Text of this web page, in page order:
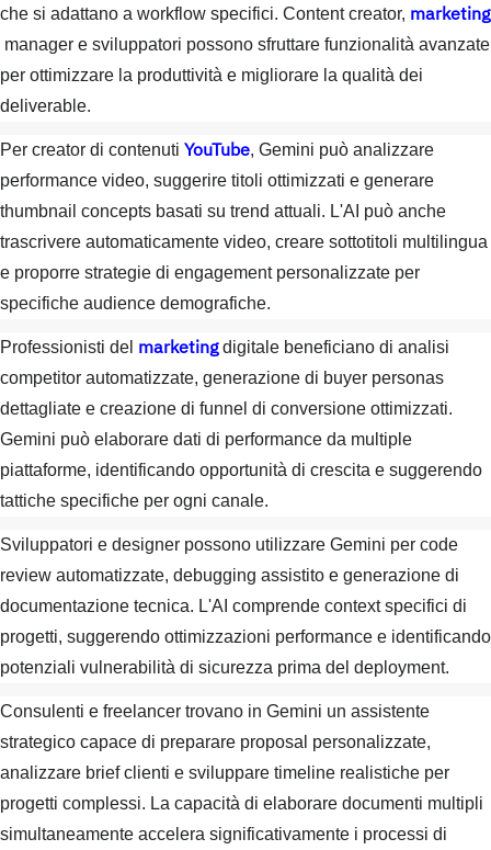
che si adattano a workflow specifici. Content creator, marketing
manager e sviluppatori possono sfruttare funzionalità avanzate
per ottimizzare la produttività e migliorare la qualità dei
deliverable.
Per creator di contenuti YouTube, Gemini può analizzare
performance video, suggerire titoli ottimizzati e generare
thumbnail concepts basati su trend attuali. L'AI può anche
trascrivere automaticamente video, creare sottotitoli multilingua
e proporre strategie di engagement personalizzate per
specifiche audience demografiche.
Professionisti del marketingdigitale beneficiano di analisi
competitor automatizzate, generazione di buyer personas
dettagliate e creazione di funnel di conversione ottimizzati.
Gemini può elaborare dati di performance da multiple
piattaforme, identificando opportunità di crescita e suggerendo
tattiche specifiche per ogni canale.
Sviluppatori e designer possono utilizzare Gemini per code
review automatizzate, debugging assistito e generazione di
documentazione tecnica. L'AI comprende context specifici di
progetti, suggerendo ottimizzazioni performance e identificando
potenziali vulnerabilità di sicurezza prima del deployment.
Consulenti e freelancer trovano in Gemini un assistente
strategico capace di preparare proposal personalizzate,
analizzare brief clienti e sviluppare timeline realistiche per
progetti complessi. La capacità di elaborare documenti multipli
simultaneamente accelera significativamente i processi di